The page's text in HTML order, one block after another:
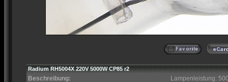
Radium RH5004X 220V 5000W CP85 r2
Beschreibung:
Lampenleistung: